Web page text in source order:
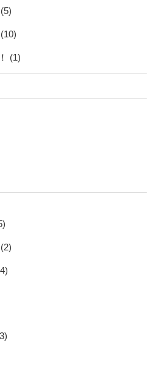
(5)
(10)
(1)
(2)